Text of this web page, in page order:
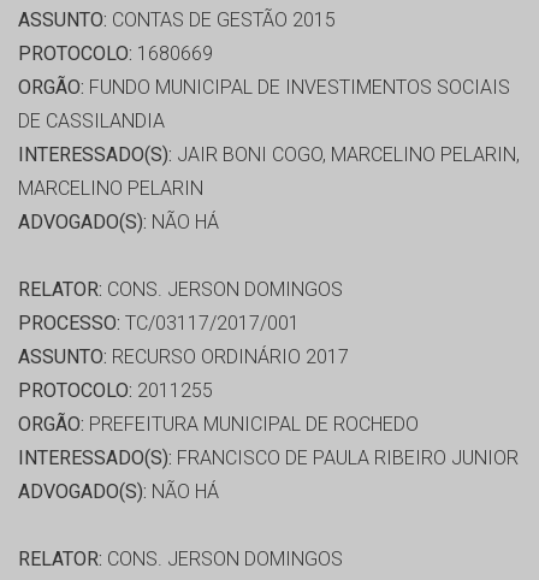
ASSUNTO: CONTAS DE GESTÃO 2015
PROTOCOLO: 1680669
ORGÃO: FUNDO MUNICIPAL DE INVESTIMENTOS SOCIAIS
DE CASSILANDIA
INTERESSADO(S): JAIR BONI COGO, MARCELINO PELARIN,
MARCELINO PELARIN
ADVOGADO(S): NÃO HÁ
RELATOR: CONS. JERSON DOMINGOS
PROCESSO: TC/03117/2017/001
ASSUNTO: RECURSO ORDINÁRIO 2017
PROTOCOLO: 2011255
ORGÃO: PREFEITURA MUNICIPAL DE ROCHEDO
INTERESSADO(S): FRANCISCO DE PAULA RIBEIRO JUNIOR
ADVOGADO(S): NÃO HÁ
RELATOR: CONS. JERSON DOMINGOS